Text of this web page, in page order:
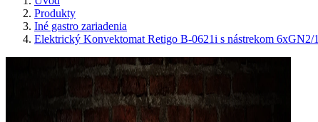
Produkty
Iné gastro zariadenia
Elektrický Konvektomat Retigo B-0621i s nástrekom 6xGN2/1